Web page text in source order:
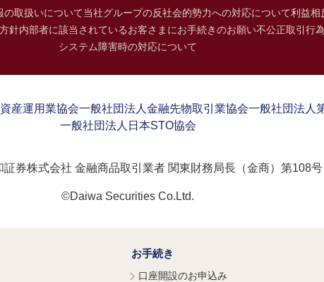
の取扱いについて当社グループの反社会的勢力への対応について利益相
針内部者に該当されているお客さまにお手続きのお願い不公正取引行
システム障害時の対応について
産運用業協会一般社団法人金融先物取引業協会一般社団法人
一般社団法人日本STO協会
証券株式会社 金融商品取引業者 関東財務局長（金商）第108号
©Daiwa Securities Co.Ltd.
お手続き
口座開設のお申込み